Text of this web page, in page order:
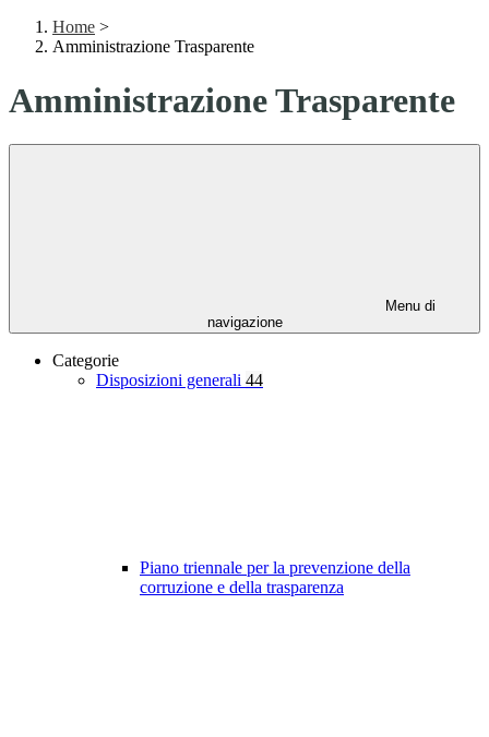
Home >
Amministrazione Trasparente
Amministrazione Trasparente
Menu di
navigazione
Categorie
Disposizioni generali 44
Piano triennale per la prevenzione della
corruzione e della trasparenza